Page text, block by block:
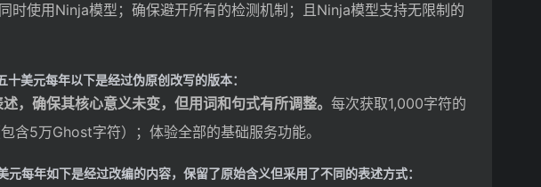
时使用Ninja模型；确保避开所有的检测机制；且Ninja模型支持无限制的
十美元每年以下是经过伪原创改写的版本：
，确保其核心意义未变，但用词和句式有所调整。 每次获取1,000字符的
含5万Ghost字符）；体验全部的基础服务功能。
元每年如下是经过改编的内容，保留了原始含义但采用了不同的表述方式：